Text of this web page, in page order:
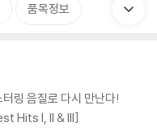
품목정보
링 음질로 다시 만난다!
Hits I, II & III]